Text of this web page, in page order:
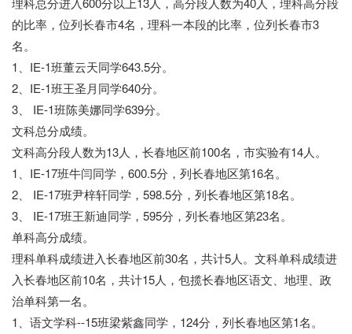
的比率，位列长春市4名，理科一本段的比率，位列长春市3
名。
1、IE-1班董云天同学643.5分。
2、IE-1班王圣月同学640分。
3、 IE-1班陈美娜同学639分。
文科总分成绩。
文科高分段人数为13人，长春地区前100名，市实验有14人。
1、IE-17班牛闫同学，600.5分，列长春地区第16名。
2、 IE-17班尹梓轩同学，598.5分，列长春地区第18名。
3、 IE-17班王新迪同学，595分，列长春地区第23名。
单科高分成绩。
理科单科成绩进入长春地区前30名，共计5人。文科单科成绩进
入长春地区前10名，共计15人，包揽长春地区语文、地理、政
治单科第一名。
1、语文学科--15班梁紫鑫同学，124分，列长春地区第1名。